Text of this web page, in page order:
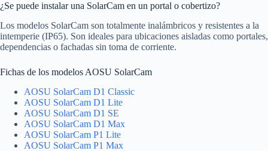
¿Se puede instalar una SolarCam en un portal o cobertizo?
Los modelos SolarCam son totalmente inalámbricos y resistentes a la
intemperie (IP65). Son ideales para ubicaciones aisladas como portales,
dependencias o fachadas sin toma de corriente.
Fichas de los modelos AOSU SolarCam
AOSU SolarCam D1 Classic
AOSU SolarCam D1 Lite
AOSU SolarCam D1 SE
AOSU SolarCam D1 Max
AOSU SolarCam P1 Lite
AOSU SolarCam P1 Max